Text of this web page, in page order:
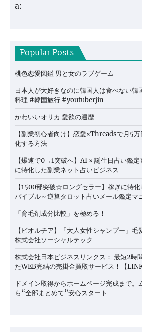
a:
Popular Posts
桃色恋愛図鑑 男と女のラブゲーム
日本人が大好きなのに韓国人は食べない
料理 #韓国旅行 #youtuberjin
かわいいオリカ 愛欲の遍歴
【副業初心者向け】恋愛×Threadsで月5
化する方法
【爆速で0→1突破へ】AI × 誕生日占い鑑
に特化した副業ネット占いビジネス
【1500部突破☆ロングセラー】稼ぎに特
バイブル～逆算タロット占いメール鑑定マ
「育毛剤成分比較」を極める！
【ビオルチア】「大人女性シャンプー」毛
株式会社ソーシャルテック
株式会社日本ビジネスリンクス： 最短2時
たWEB完結の売掛金買取サービス！【LINK
ドメイン取得からホームページ完成まで。
ら“全部まとめて”安心スタート